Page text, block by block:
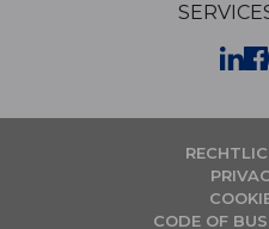
CODE OF